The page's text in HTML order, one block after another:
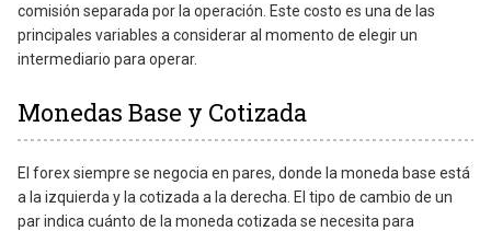
comisión separada por la operación. Este costo es una de las
principales variables a considerar al momento de elegir un
intermediario para operar.
Monedas Base y Cotizada
El forex siempre se negocia en pares, donde la moneda base está
a la izquierda y la cotizada a la derecha. El tipo de cambio de un
par indica cuánto de la moneda cotizada se necesita para